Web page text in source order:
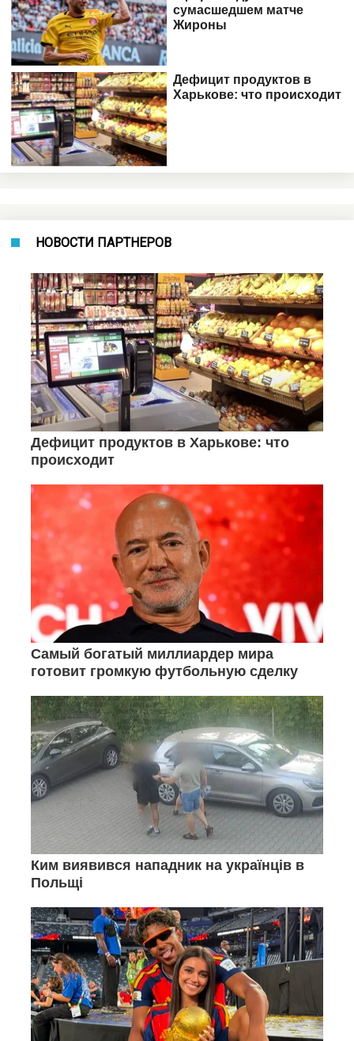
НОВОСТИ ПАРТНЕРОВ